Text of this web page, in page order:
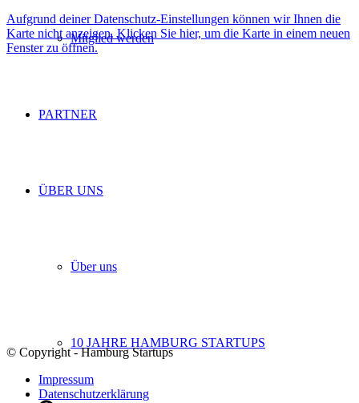
Mitglied werden
PARTNER
ÜBER UNS
Über uns
10 JAHRE HAMBURG STARTUPS
Aufgrund deiner Datenschutz-Einstellungen können wir Ihnen die
Karte nicht anzeigen. Klicken Sie hier, um die Karte in einem neuen
Fenster zu öffnen.
© Copyright - Hamburg Startups
Impressum
Datenschutzerklärung